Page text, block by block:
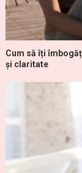
Cum să îți
și claritate